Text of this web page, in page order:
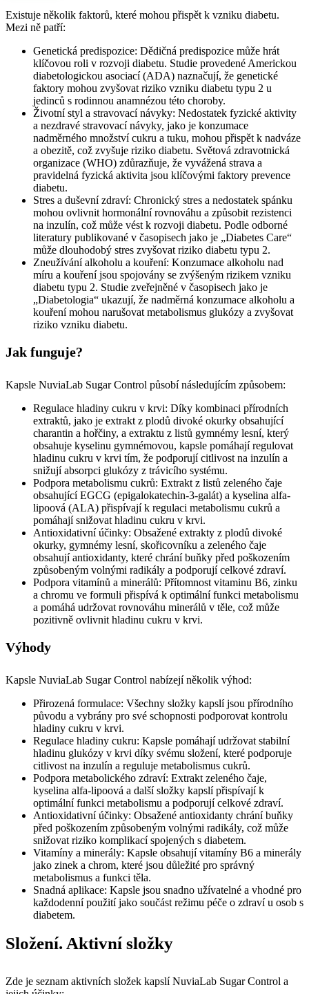
Existuje několik faktorů, které mohou přispět k vzniku diabetu.
Mezi ně patří:
Genetická predispozice: Dědičná predispozice může hrát
klíčovou roli v rozvoji diabetu. Studie provedené Americkou
diabetologickou asociací (ADA) naznačují, že genetické
faktory mohou zvyšovat riziko vzniku diabetu typu 2 u
jedinců s rodinnou anamnézou této choroby.
Životní styl a stravovací návyky: Nedostatek fyzické aktivity
a nezdravé stravovací návyky, jako je konzumace
nadměrného množství cukru a tuku, mohou přispět k nadváze
a obezitě, což zvyšuje riziko diabetu. Světová zdravotnická
organizace (WHO) zdůrazňuje, že vyvážená strava a
pravidelná fyzická aktivita jsou klíčovými faktory prevence
diabetu.
Stres a duševní zdraví: Chronický stres a nedostatek spánku
mohou ovlivnit hormonální rovnováhu a způsobit rezistenci
na inzulín, což může vést k rozvoji diabetu. Podle odborné
literatury publikované v časopisech jako je „Diabetes Care“
může dlouhodobý stres zvyšovat riziko diabetu typu 2.
Zneužívání alkoholu a kouření: Konzumace alkoholu nad
míru a kouření jsou spojovány se zvýšeným rizikem vzniku
diabetu typu 2. Studie zveřejněné v časopisech jako je
„Diabetologia“ ukazují, že nadměrná konzumace alkoholu a
kouření mohou narušovat metabolismus glukózy a zvyšovat
riziko vzniku diabetu.
Jak funguje?
Kapsle NuviaLab Sugar Control působí následujícím způsobem:
Regulace hladiny cukru v krvi: Díky kombinaci přírodních
extraktů, jako je extrakt z plodů divoké okurky obsahující
charantin a hořčiny, a extraktu z listů gymnémy lesní, který
obsahuje kyselinu gymnémovou, kapsle pomáhají regulovat
hladinu cukru v krvi tím, že podporují citlivost na inzulín a
snižují absorpci glukózy z trávicího systému.
Podpora metabolismu cukrů: Extrakt z listů zeleného čaje
obsahující EGCG (epigalokatechin-3-galát) a kyselina alfa-
lipoová (ALA) přispívají k regulaci metabolismu cukrů a
pomáhají snižovat hladinu cukru v krvi.
Antioxidativní účinky: Obsažené extrakty z plodů divoké
okurky, gymnémy lesní, skořicovníku a zeleného čaje
obsahují antioxidanty, které chrání buňky před poškozením
způsobeným volnými radikály a podporují celkové zdraví.
Podpora vitamínů a minerálů: Přítomnost vitaminu B6, zinku
a chromu ve formuli přispívá k optimální funkci metabolismu
a pomáhá udržovat rovnováhu minerálů v těle, což může
pozitivně ovlivnit hladinu cukru v krvi.
Výhody
Kapsle NuviaLab Sugar Control nabízejí několik výhod:
Přirozená formulace: Všechny složky kapslí jsou přírodního
původu a vybrány pro své schopnosti podporovat kontrolu
hladiny cukru v krvi.
Regulace hladiny cukru: Kapsle pomáhají udržovat stabilní
hladinu glukózy v krvi díky svému složení, které podporuje
citlivost na inzulín a reguluje metabolismus cukrů.
Podpora metabolického zdraví: Extrakt zeleného čaje,
kyselina alfa-lipoová a další složky kapslí přispívají k
optimální funkci metabolismu a podporují celkové zdraví.
Antioxidativní účinky: Obsažené antioxidanty chrání buňky
před poškozením způsobeným volnými radikály, což může
snižovat riziko komplikací spojených s diabetem.
Vitamíny a minerály: Kapsle obsahují vitamíny B6 a minerály
jako zinek a chrom, které jsou důležité pro správný
metabolismus a funkci těla.
Snadná aplikace: Kapsle jsou snadno užívatelné a vhodné pro
každodenní použití jako součást režimu péče o zdraví u osob s
diabetem.
Složení. Aktivní složky
Zde je seznam aktivních složek kapslí NuviaLab Sugar Control a